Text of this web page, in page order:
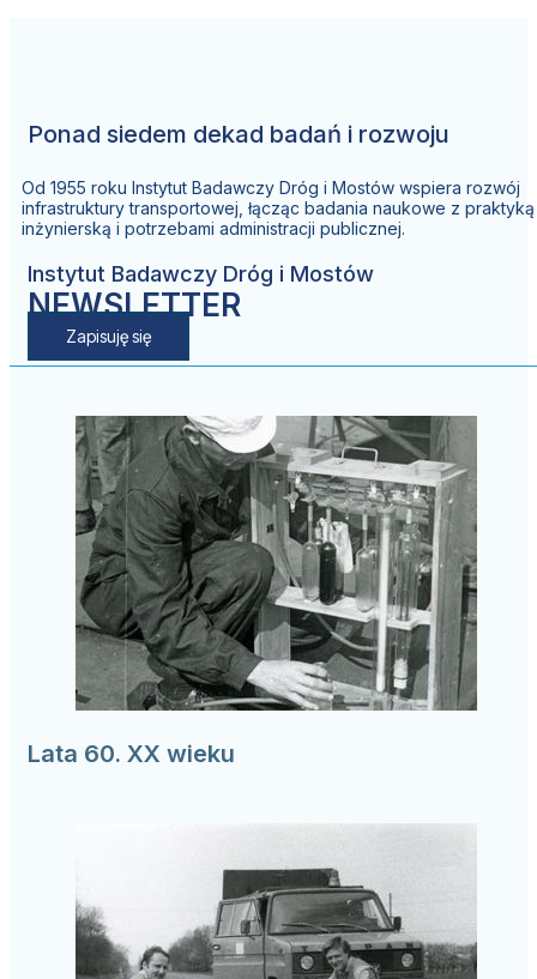
Ponad siedem dekad badań i rozwoju
Od 1955 roku Instytut Badawczy Dróg i Mostów wspiera rozwój
infrastruktury transportowej, łącząc badania naukowe z praktyką
inżynierską i potrzebami administracji publicznej.
Instytut Badawczy Dróg i Mostów
NEWSLETTER
Zapisuję się
Lata 60. XX wieku